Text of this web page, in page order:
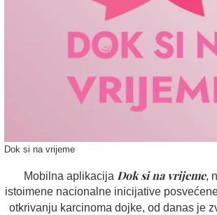
Dok si na vrijeme
Mobilna aplikacija Dok si na vrijeme,
istoimene nacionalne inicijative
otkrivanju karcinoma dojke, od danas je